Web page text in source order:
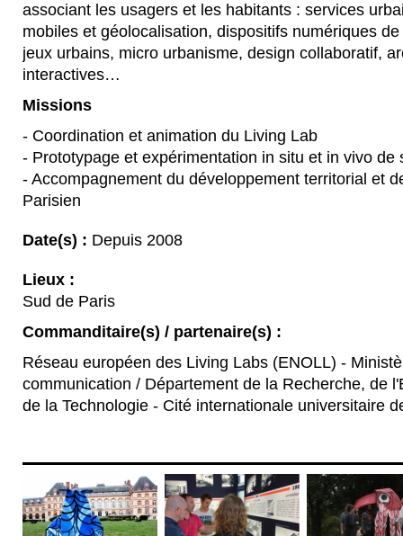
associant les usagers et les habitants : services
mobiles et géolocalisation, dispositifs numériques
jeux urbains, micro urbanisme, design collaboratif,
interactives…
Missions
- Coordination et animation du Living Lab
- Prototypage et expérimentation in situ et in vivo de
- Accompagnement du développement territorial et
Parisien
Date(s) : Depuis 2008
Lieux :
Sud de Paris
Commanditaire(s) / partenaire(s) :
Réseau européen des Living Labs (ENOLL) -
communication / Département de la Recherche, de
de la Technologie - Cité internationale universitaire